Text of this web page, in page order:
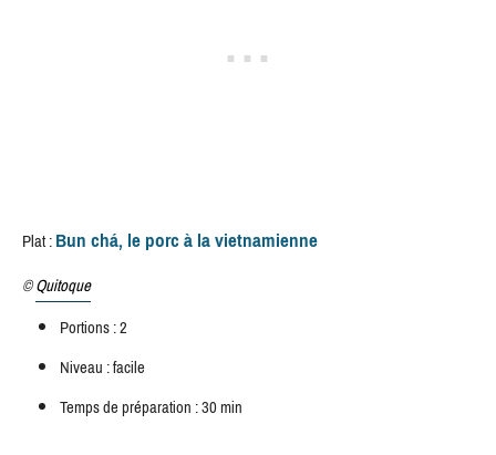
Plat :Bun chá, le porc à la vietnamienne
©Quitoque
Portions : 2
Niveau : facile
Temps de préparation : 30 min